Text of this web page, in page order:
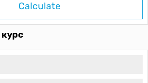
Calculate